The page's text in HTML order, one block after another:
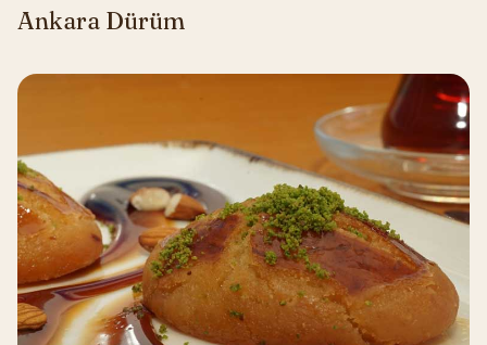
Ankara Dürüm